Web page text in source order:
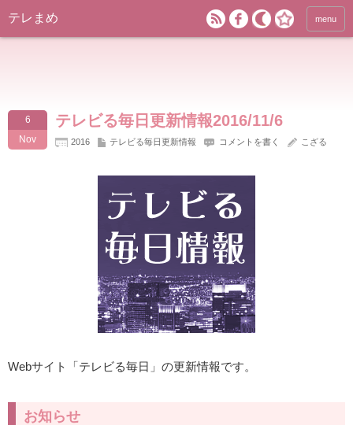
テレまめ menu
6
Nov
テレビる毎日更新情報2016/11/6
2016 テレビる毎日更新情報 コメントを書く こざる
Webサイト「テレビる毎日」の更新情報です。
お知らせ